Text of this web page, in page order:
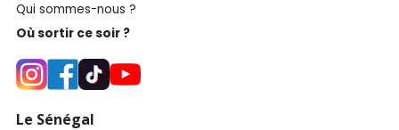
Qui sommes-nous ?
Où sortir ce soir ?
Le Sénégal